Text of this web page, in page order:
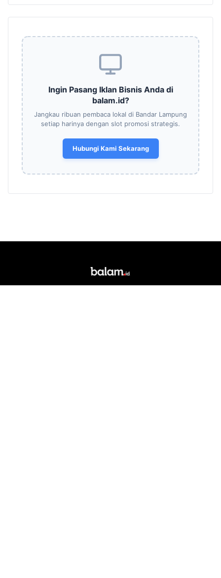
Ingin Pasang Iklan Bisnis Anda di
balam.id?
Jangkau ribuan pembaca lokal di Bandar Lampung
setiap harinya dengan slot promosi strategis.
Hubungi Kami Sekarang